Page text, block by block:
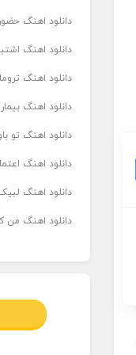
دانلود اهنگ
دانلود اهنگ
دانلود اهنگ
دانلود اهنگ
دانلود اهنگ تو
دانلود اهنگ
دانلود اهنگ
دانلود اهنگ من